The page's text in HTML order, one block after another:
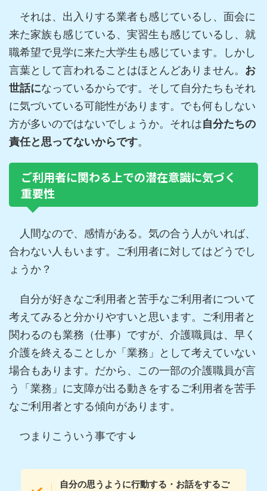
それは、出入りする業者も感じているし、面会に
来た家族も感じている、実習生も感じているし、就
職希望で見学に来た大学生も感じています。しかし
言葉として言われることはほとんどありません。 お
世話になっているからです。そして自分たちもそれ
に気づいている可能性があります。でも何もしない
方が多いのではないでしょうか。それは自分たちの
責任と思ってないからです。
ご利用者に関わる上での潜在意識に気づく
重要性
人間なので、感情がある。気の合う人がいれば、
合わない人もいます。ご利用者に対してはどうでし
ょうか？
自分が好きなご利用者と苦手なご利用者について
考えてみると分かりやすいと思います。ご利用者と
関わるのも業務（仕事）ですが、介護職員は、早く
介護を終えることしか「業務」として考えていない
場合もあります。だから、この一部の介護職員が言
う「業務」に支障が出る動きをするご利用者を苦手
なご利用者とする傾向があります。
つまりこういう事です↓
自分の思うように行動する・お話をするご